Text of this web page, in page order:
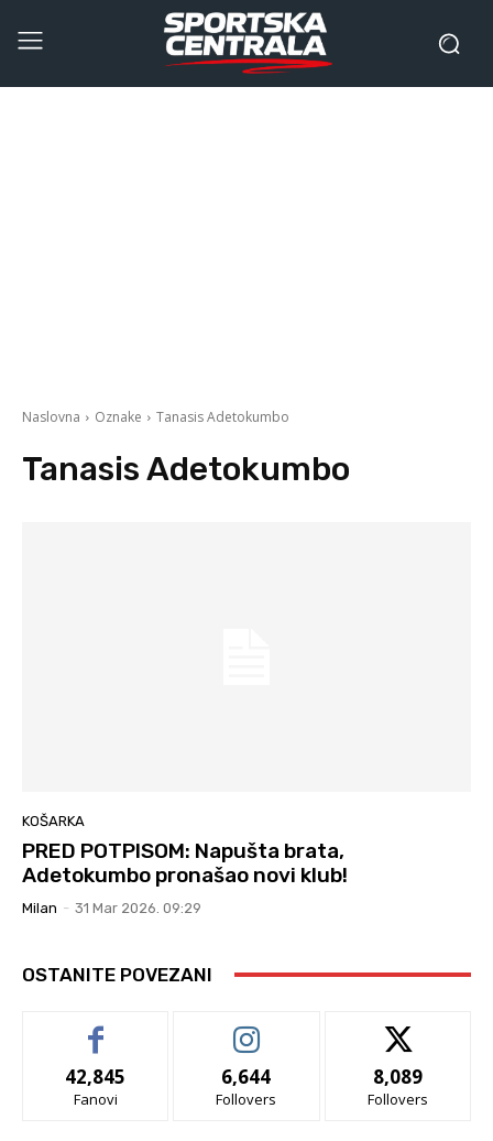
Naslovna Oznake Tanasis Adetokumbo
Tanasis Adetokumbo
KOŠARKA
PRED POTPISOM: Napušta brata,
Adetokumbo pronašao novi klub!
Milan - 31 Mar 2026. 09:29
OSTANITE POVEZANI
42,845
Fanovi
6,644
Follovers
8,089
Follovers